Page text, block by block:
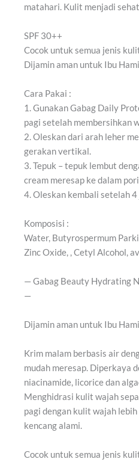
matahari. Kulit menjadi
SPF 30++
Cocok untuk semua jenis
Dijamin aman untuk Ibu
Cara Pakai :
1. Gunakan Gabag Daily
pagi setelah membersihkan
2. Oleskan dari arah leher
gerakan vertikal.
3. Tepuk – tepuk lembut
cream meresap ke dalam
4. Oleskan kembali setelah 4
Komposisi :
Water, Butyrospermum
Zinc Oxide, , Cetyl Alcohol,
— Gabag Beauty Hydrating
—
Dijamin aman untuk Ibu
Krim malam berbasis air
mudah meresap. Diperkaya
niacinamide, licorice dan
Menghidrasi kulit wajah
pagi dengan kulit wajah
kencang alami.
Cocok untuk semua jenis